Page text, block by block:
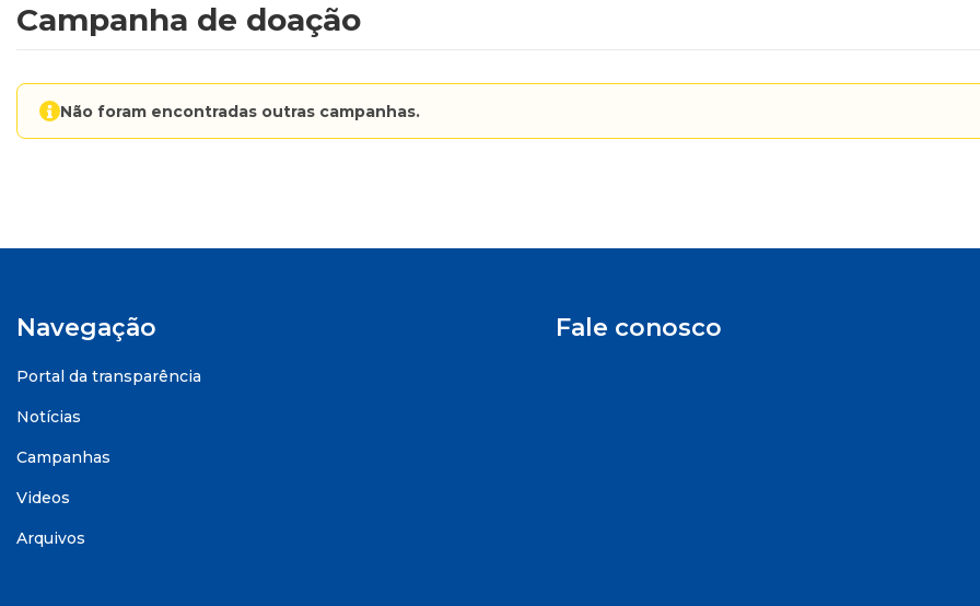
Campanha de doação
Não foram encontradas outras campanhas.
Navegação
Portal da transparência
Notícias
Campanhas
Videos
Arquivos
Fale conosco